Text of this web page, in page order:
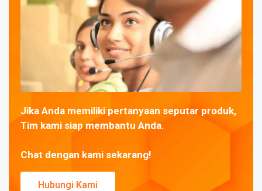
Jika Anda memiliki pertanyaan seputar produk,
Tim kami siap membantu Anda.
Chat dengan kami sekarang!
Hubungi Kami